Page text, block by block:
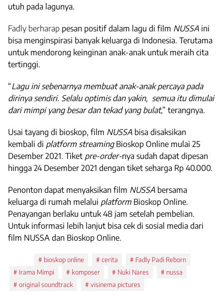
utuh pada lagunya.
Fadly berharap pesan positif dalam lagu di film NUSSA ini
bisa menginspirasi banyak keluarga di Indonesia. Terutama
untuk mendorong keinginan anak-anak untuk meraih cita
tertinggi.
“Lagu ini sebenarnya membuat anak-anak percaya pada
dirinya sendiri. Selalu optimis dan yakin, semua itu dimulai
dari mimpi yang besar dan tekad yang bulat,” terangnya.
Usai tayang di bioskop, film NUSSA bisa disaksikan
kembali di platform streaming Bioskop Online mulai 25
Desember 2021. Tiket pre-order-nya sudah dapat dipesan
hingga 24 Desember 2021 dengan tiket seharga Rp 40.000.
Penonton dapat menyaksikan film NUSSA bersama
keluarga di rumah melalui platform Bioskop Online.
Penayangan berlaku untuk 48 jam setelah pembelian.
Untuk informasi lebih lanjut bisa cek di sosial media dari
film NUSSA dan Bioskop Online.
bioskop online cerita
Fadly Padi Reborn
Irama Mimpi
komposer Nuki Nares
nussa
original soundtrack
visinema pictures